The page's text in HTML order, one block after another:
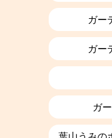
ガー
ガー
ガ